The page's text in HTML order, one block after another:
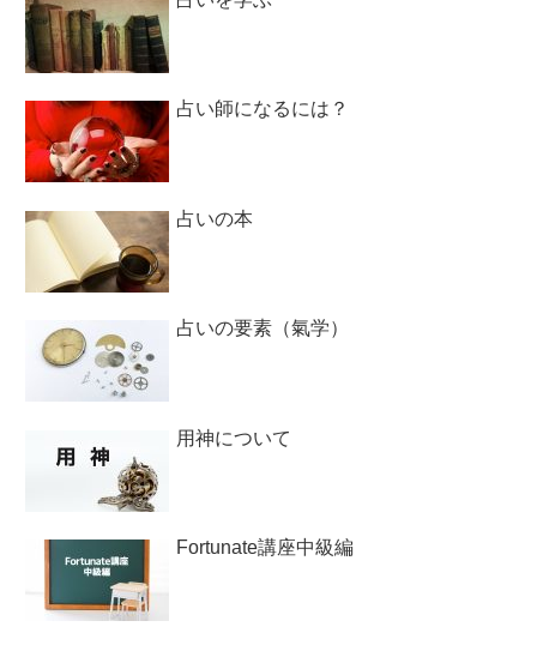
占い師になるには？
占いの本
占いの要素（氣学）
用神について
Fortunate講座中級編